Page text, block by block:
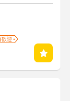
歓迎